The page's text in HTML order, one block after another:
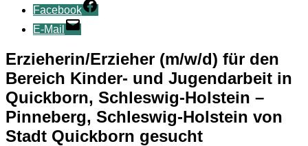
Facebook
E-Mail
Erzieherin/Erzieher (m/w/d) für den
Bereich Kinder- und Jugendarbeit in
Quickborn, Schleswig-Holstein –
Pinneberg, Schleswig-Holstein von
Stadt Quickborn gesucht